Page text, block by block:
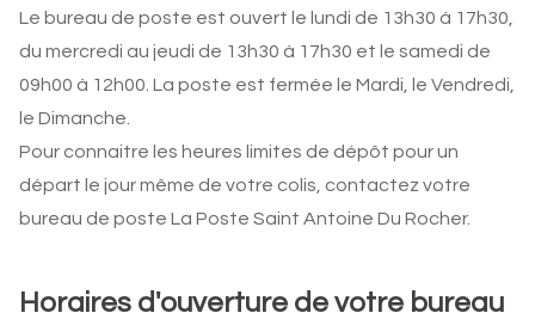
Le bureau de poste est ouvert le lundi de 13h30 à 17h30,
du mercredi au jeudi de 13h30 à 17h30 et le samedi de
09h00 à 12h00. La poste est fermée le Mardi, le Vendredi,
le Dimanche.
Pour connaitre les heures limites de dépôt pour un
départ le jour même de votre colis, contactez votre
bureau de poste La Poste Saint Antoine Du Rocher.
Horaires d'ouverture de votre bureau